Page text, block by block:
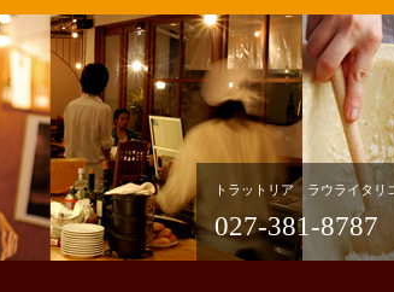
トラットリア ラウライタリ
027-381-8787